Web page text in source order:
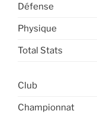
Défense
Physique
Total Stats
Club
Championnat